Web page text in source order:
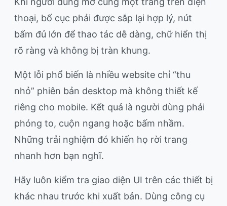
thoại, bố cục phải được sắp lại hợp lý, nút
bấm đủ lớn để thao tác dễ dàng, chữ hiển thị
rõ ràng và không bị tràn khung.
Một lỗi phổ biến là nhiều website chỉ “thu
nhỏ” phiên bản desktop mà không thiết kế
riêng cho mobile. Kết quả là người dùng phải
phóng to, cuộn ngang hoặc bấm nhầm.
Những trải nghiệm đó khiến họ rời trang
nhanh hơn bạn nghĩ.
Hãy luôn kiểm tra giao diện UI trên các thiết bị
khác nhau trước khi xuất bản. Dùng công cụ